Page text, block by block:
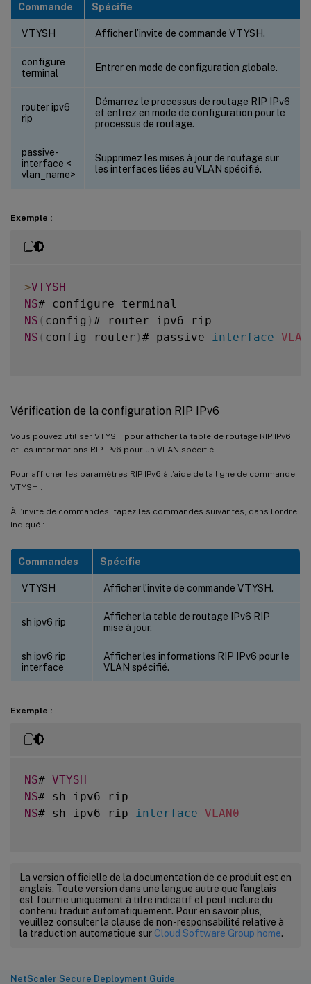
Commande Spécifie
VTYSH Afficher l’invite de commande VTYSH.
configure
terminal
Entrer en mode de configuration globale.
router ipv6
rip
Démarrez le processus de routage RIP IPv6
et entrez en mode de configuration pour le
processus de routage.
passive-
interface <
vlan_name>
Supprimez les mises à jour de routage sur
les interfaces liées au VLAN spécifié.
Exemple :
>VTYSH
NS
NS ( config )
NS ( config - router ) # passive - interface
Vérification de la configuration RIP IPv6
Vous pouvez utiliser VTYSH pour afficher la table de routage RIP IPv6
et les informations RIP IPv6 pour un VLAN spécifié.
Pour afficher les paramètres RIP IPv6 à l’aide de la ligne de commande
VTYSH :
À l’invite de commandes, tapez les commandes suivantes, dans l’ordre
indiqué :
Commandes Spécifie
VTYSH Afficher l’invite de commande VTYSH.
sh ipv6 rip
Afficher la table de routage IPv6 RIP
mise à jour.
sh ipv6 rip
interface
Afficher les informations RIP IPv6 pour le
VLAN spécifié.
Exemple :
NS# VTYSH
NS
NS# sh ipv6 rip interface VLAN0
La version officielle de la documentation de ce produit est en
anglais. Toute version dans une langue autre que l’anglais
est fournie uniquement à titre indicatif et peut inclure du
contenu traduit automatiquement. Pour en savoir plus,
veuillez consulter la clause de non-responsabilité relative à
la traduction automatique sur Cloud Software Group home.
NetScaler Secure Deployment Guide